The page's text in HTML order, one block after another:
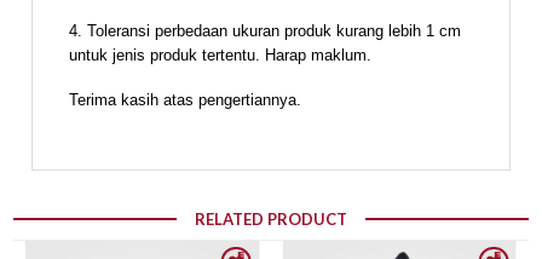
4. Toleransi perbedaan ukuran produk kurang lebih 1 cm
untuk jenis produk tertentu. Harap maklum.
Terima kasih atas pengertiannya.
RELATED PRODUCT